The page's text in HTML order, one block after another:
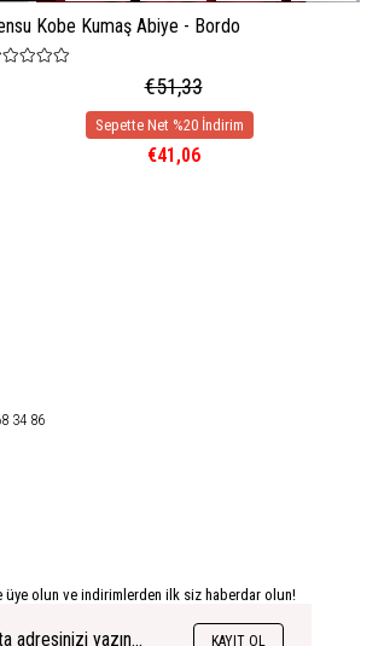
Kobe Kumaş Abiye - Bordo
€51,33
€41,06
34 86
üye olun ve indirimlerden ilk siz haberdar olun!
KAYIT OL